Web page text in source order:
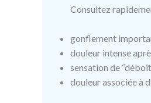
Consultez
gonflement
douleur intense
sensation de
douleur associée à